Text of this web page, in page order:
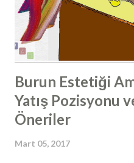
tomografilerinde kemik spur
konulabilir. Çoğunlukla, spur
Burun Estetiği
Yatış Pozisyonu
Öneriler
Mart 05, 2017